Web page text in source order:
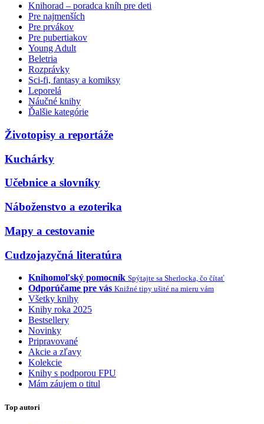
Knihorad – poradca kníh pre deti
Pre najmenších
Pre prvákov
Pre pubertiakov
Young Adult
Beletria
Rozprávky
Sci-fi, fantasy a komiksy
Leporelá
Náučné knihy
Ďalšie kategórie
Životopisy a reportáže
Kuchárky
Učebnice a slovníky
Náboženstvo a ezoterika
Mapy a cestovanie
Cudzojazyčná literatúra
Knihomoľský pomocník Spýtajte sa Sherlocka, čo čítať
Odporúčame pre vás Knižné tipy ušité na mieru vám
Všetky knihy
Knihy roka 2025
Bestsellery
Novinky
Pripravované
Akcie a zľavy
Kolekcie
Knihy s podporou FPU
Mám záujem o titul
Top autori